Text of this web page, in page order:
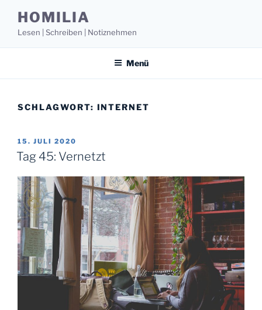
Inhalt
springen
HOMILIA
Lesen | Schreiben | Notiznehmen
Menü
SCHLAGWORT: INTERNET
VERÖFFENTLICHT
AM
15. JULI 2020
Tag 45: Vernetzt